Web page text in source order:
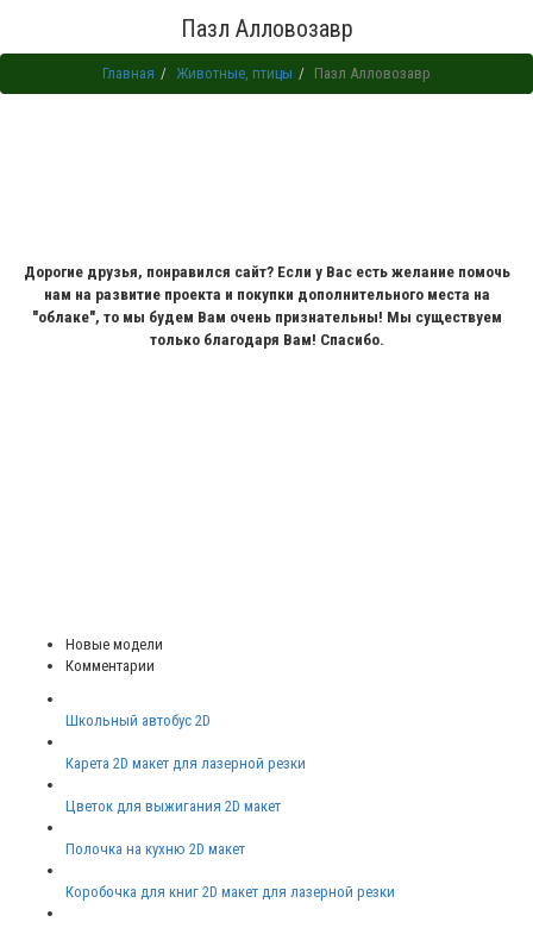
Пазл Алловозавр
Главная Животные, птицы Пазл Алловозавр
Дорогие друзья, понравился сайт? Если у Вас есть желание помочь
нам на развитие проекта и покупки дополнительного места на
"облаке", то мы будем Вам очень признательны! Мы существуем
только благодаря Вам! Спасибо.
Новые модели
Комментарии
Школьный автобус 2D
Карета 2D макет для лазерной резки
Цветок для выжигания 2D макет
Полочка на кухню 2D макет
Коробочка для книг 2D макет для лазерной резки